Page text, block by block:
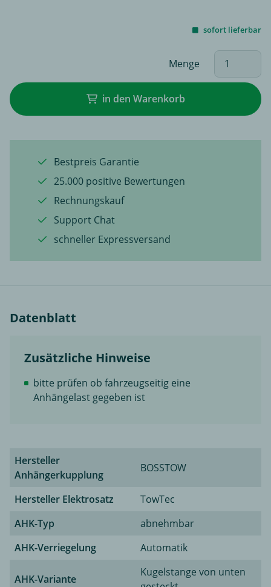
sofort lieferbar
Menge
in den Warenkorb
Bestpreis Garantie
25.000 positive Bewertungen
Rechnungskauf
Support Chat
schneller Expressversand
Datenblatt
Zusätzliche Hinweise
bitte prüfen ob fahrzeugseitig eine
Anhängelast gegeben ist
Hersteller
Anhängerkupplung
BOSSTOW
Hersteller Elektrosatz
TowTec
AHK-Typ
abnehmbar
AHK-Verriegelung
Automatik
AHK-Variante
Kugelstange von unten